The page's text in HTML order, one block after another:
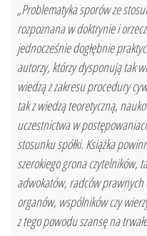
„Problematyka sporów ze
rozpoznana w doktrynie i
jednocześnie dogłębnie
autorzy, którzy dysponują tak
wiedzą z zakresu procedury
tak z wiedzą teoretyczną,
uczestnictwa w
stosunku spółki. Książka
szerokiego grona czytelników,
adwokatów, radców prawnych
organów, wspólników czy
z tego powodu szansę na